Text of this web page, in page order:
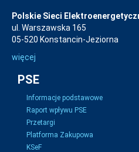
Polskie Sieci
ul. Warszawska 165
05-520 Konstancin-Jeziorna
więcej
PSE
Informacje podstawowe
Raport wpływu PSE
Przetargi
Platforma Zakupowa
KSeF